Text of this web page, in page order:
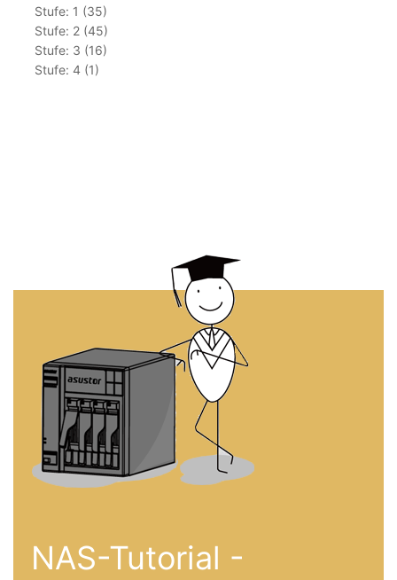
Stufe: 1 (35)
Stufe: 2 (45)
Stufe: 3 (16)
Stufe: 4 (1)
NAS-Tutorial -